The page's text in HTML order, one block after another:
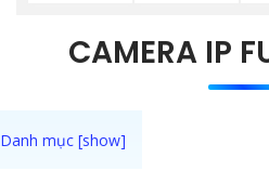
CAMERA IP